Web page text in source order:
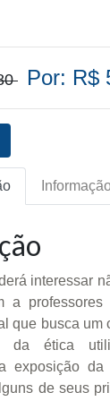
Por: R$
interessar
a
que busca um
da ética
exposição da
de seus